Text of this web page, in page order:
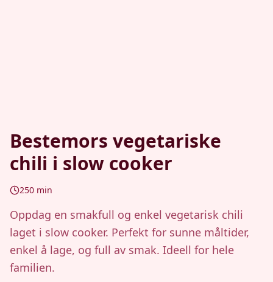
Bestemors vegetariske
chili i slow cooker
250 min
Oppdag en smakfull og enkel vegetarisk chili
laget i slow cooker. Perfekt for sunne måltider,
enkel å lage, og full av smak. Ideell for hele
familien.